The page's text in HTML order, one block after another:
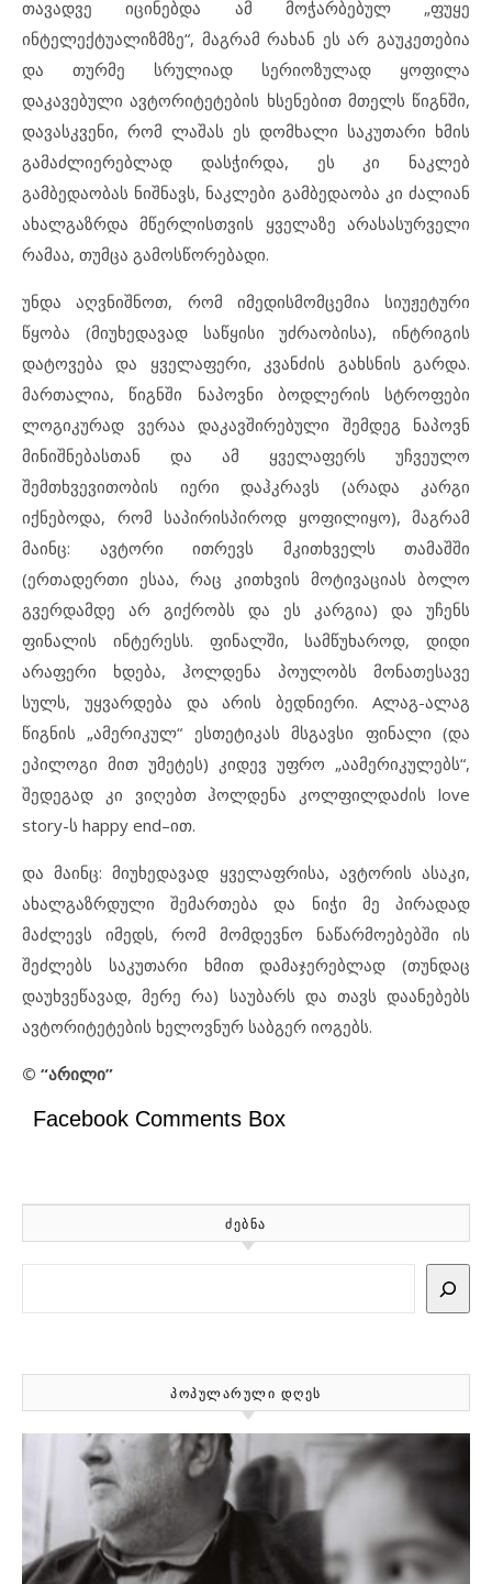
თავადვე იცინებდა ამ მოჭარბებულ „ფუყე
ინტელექტუალიზმზე“, მაგრამ რახან ეს არ გაუკეთებია
და თურმე სრულიად სერიოზულად ყოფილა
დაკავებული ავტორიტეტების ხსენებით მთელს წიგნში,
დავასკვენი, რომ ლაშას ეს დომხალი საკუთარი ხმის
გამაძლიერებლად დასჭირდა, ეს კი ნაკლებ
გამბედაობას ნიშნავს, ნაკლები გამბედაობა კი ძალიან
ახალგაზრდა მწერლისთვის ყველაზე არასასურველი
რამაა, თუმცა გამოსწორებადი.
უნდა აღვნიშნოთ, რომ იმედისმომცემია სიუჟეტური
წყობა (მიუხედავად საწყისი უძრაობისა), ინტრიგის
დატოვება და ყველაფერი, კვანძის გახსნის გარდა.
მართალია, წიგნში ნაპოვნი ბოდლერის სტროფები
ლოგიკურად ვერაა დაკავშირებული შემდეგ ნაპოვნ
მინიშნებასთან და ამ ყველაფერს უჩვეულო
შემთხვევითობის იერი დაჰკრავს (არადა კარგი
იქნებოდა, რომ საპირისპიროდ ყოფილიყო), მაგრამ
მაინც: ავტორი ითრევს მკითხველს თამაშში
(ერთადერთი ესაა, რაც კითხვის მოტივაციას ბოლო
გვერდამდე არ გიქრობს და ეს კარგია) და უჩენს
ფინალის ინტერესს. ფინალში, სამწუხაროდ, დიდი
არაფერი ხდება, ჰოლდენა პოულობს მონათესავე
სულს, უყვარდება და არის ბედნიერი. Aლაგ-ალაგ
წიგნის „ამერიკულ“ ესთეტიკას მსგავსი ფინალი (და
ეპილოგი მით უმეტეს) კიდევ უფრო „აამერიკულებს“,
შედეგად კი ვიღებთ ჰოლდენა კოლფილდაძის love
story-ს happy end–ით.
და მაინც: მიუხედავად ყველაფრისა, ავტორის ასაკი,
ახალგაზრდული შემართება და ნიჭი მე პირადად
მაძლევს იმედს, რომ მომდევნო ნაწარმოებებში ის
შეძლებს საკუთარი ხმით დამაჯერებლად (თუნდაც
დაუხვეწავად, მერე რა) საუბარს და თავს დაანებებს
ავტორიტეტების ხელოვნურ საბგერ იოგებს.
© “არილი”
Facebook Comments Box
ᲫᲔᲑᲜᲐ
ᲞᲝᲞᲣᲚᲐᲠᲣᲚᲘ ᲓᲦᲔᲡ